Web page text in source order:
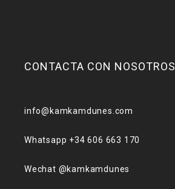
CONTACTA CON NOSOTROS
info@kamkamdunes.com
Whatsapp +34 606 663 170
Wechat @kamkamdunes